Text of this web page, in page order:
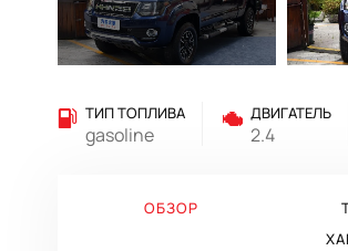
ТИП ТОПЛИВА
gasoline
ДВИГАТЕЛЬ
2.4
ОБЗОР